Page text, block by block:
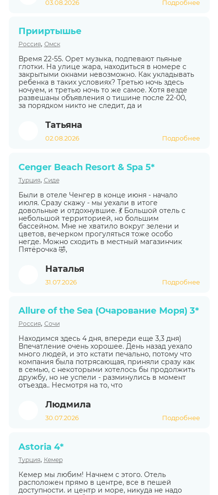
03.08.2026 Подробнее
Прииртышье
Россия, Омск
Время 22-55. Орет музыка, подпевают пьяные
глотки. На улице жара, находиться в номере с
закрытыми окнами невозможно. Как укладывать
ребенка в таких условиях? Третью ночь здесь
ночуем, и третью ночь то же самое. Хотя везде
развешаны объявления о тишине после 22-00,
за порядком никто не следит, да и
Татьяна
02.08.2026 Подробнее
Cenger Beach Resort & Spa 5*
Турция, Сиде
Были в отеле Ченгер в конце июня - начало
июля. Сразу скажу - мы уехали в итоге
довольные и отдохнувшие. 💃 Большой отель с
небольшой территорией, но большим
бассейном. Мне не хватило вокруг зелени и
цветов, вечерком прогуляться тоже особо
негде. Можно сходить в местный магазинчик
Пятёрочка 🤣,
Наталья
31.07.2026 Подробнее
Allure of the Sea (Очарование Моря) 3*
Россия, Сочи
Находимся здесь 4 дня, впереди еще 3,3 дня)
Впечатление очень хорошее. День назад уехало
много людей, и это кстати печально, потому что
компания была потрясающая, приняли сразу как
в семью, с некоторыми хотелось бы продолжить
дружбу, но не успели - разминулись в момент
отъезда.. Несмотря на то, что
Людмила
30.07.2026 Подробнее
Astoria 4*
Турция, Кемер
Кемер мы любим! Начнем с этого. Отель
расположен прямо в центре, все в пешей
доступности. и центр и море, никуда не надо